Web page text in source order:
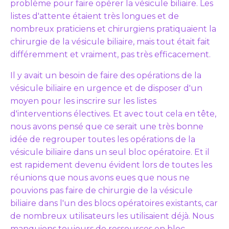
problème pour faire opérer la vésicule biliaire. Les
listes d'attente étaient très longues et de
nombreux praticiens et chirurgiens pratiquaient la
chirurgie de la vésicule biliaire, mais tout était fait
différemment et vraiment, pas très efficacement.
Il y avait un besoin de faire des opérations de la
vésicule biliaire en urgence et de disposer d'un
moyen pour les inscrire sur les listes
d'interventions électives. Et avec tout cela en tête,
nous avons pensé que ce serait une très bonne
idée de regrouper toutes les opérations de la
vésicule biliaire dans un seul bloc opératoire. Et il
est rapidement devenu évident lors de toutes les
réunions que nous avons eues que nous ne
pouvions pas faire de chirurgie de la vésicule
biliaire dans l'un des blocs opératoires existants, car
de nombreux utilisateurs les utilisaient déjà. Nous